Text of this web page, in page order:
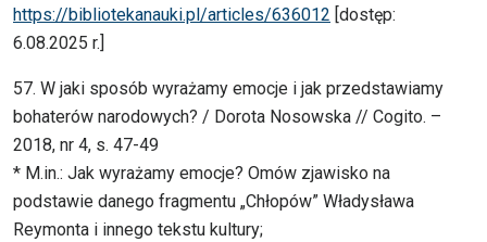
https://bibliotekanauki.pl/articles/636012 [dostęp:
6.08.2025 r.]
57. W jaki sposób wyrażamy emocje i jak przedstawiamy
bohaterów narodowych? / Dorota Nosowska // Cogito. –
2018, nr 4, s. 47-49
* M.in.: Jak wyrażamy emocje? Omów zjawisko na
podstawie danego fragmentu „Chłopów” Władysława
Reymonta i innego tekstu kultury;